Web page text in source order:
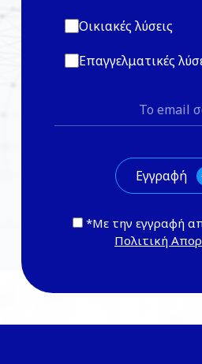
Οικιακές λύσεις
Επαγγελματικές
*Με την εγγραφή
Πολιτική